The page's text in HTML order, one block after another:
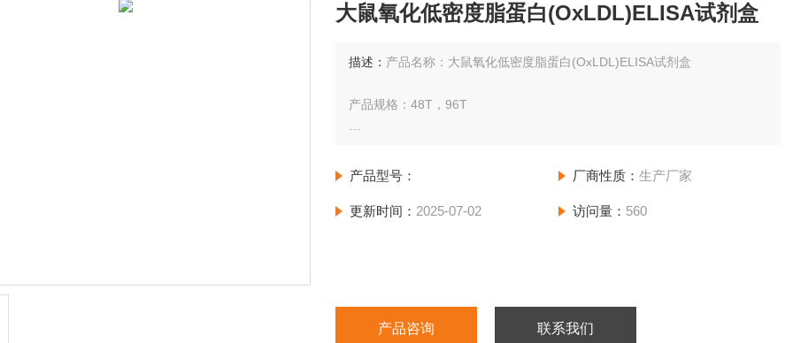
大鼠氧化低密度脂蛋白(OxLDL)ELISA试剂盒
描述： 产品名称：大鼠氧化低密度脂蛋白(OxLDL)ELISA试剂盒
产品规格：48T，96T
产品型号： 厂商性质： 生产厂家
更新时间： 2025-07-02 访问量： 560
产品咨询 联系我们